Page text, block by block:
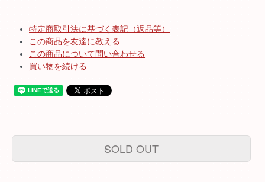
特定商取引法に基づく表記（返品等）
この商品を友達に教える
この商品について問い合わせる
買い物を続ける
SOLD OUT